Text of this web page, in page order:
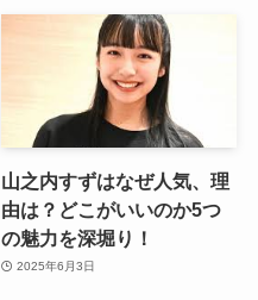
山之内すずはなぜ人気、理
由は？どこがいいのか5つ
の魅力を深堀り！
2025年6月3日